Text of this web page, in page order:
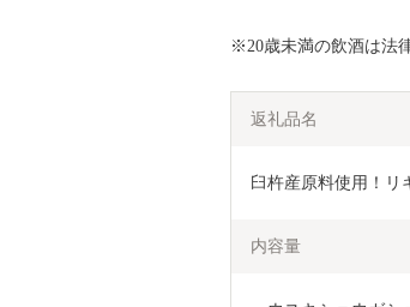
※20歳未満の飲酒は法
返礼品名
臼杵産原料使用！リ
内容量